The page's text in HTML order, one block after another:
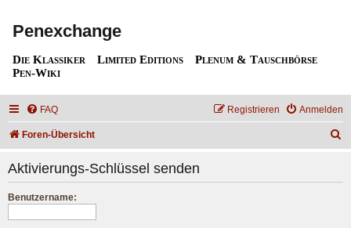
Penexchange
Die Klassiker Limited Editions
Plenum & Tauschbörse
Pen-Wiki
FAQ Anmelden
Registrieren
Foren-Übersicht
Aktivierungs-Schlüssel senden
Benutzername: